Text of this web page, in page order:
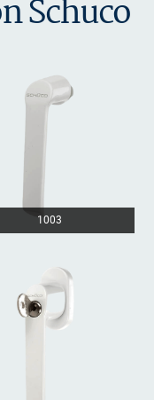
Schuco
1003